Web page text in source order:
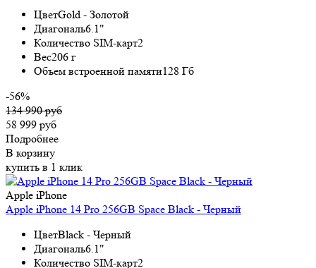
ЦветGold - Золотой
Диагональ6.1"
Количество SIM-карт2
Вес206 г
Объем встроенной памяти128 Гб
-56%
134 990 руб
58 999 руб
Подробнее
В корзину
купить в 1 клик
Apple iPhone
Apple iPhone 14 Pro 256GB Space Black - Черный
ЦветBlack - Черный
Диагональ6.1"
Количество SIM-карт2